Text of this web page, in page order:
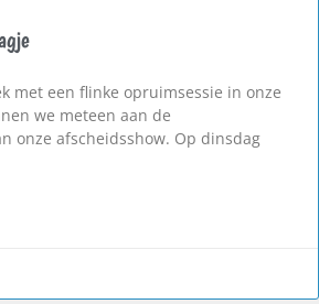
met een flinke opruimsessie in onze
we meteen aan de
onze afscheidsshow. Op dinsdag